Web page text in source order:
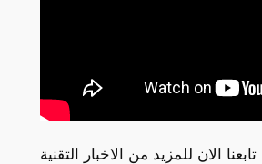
تابعنا الان للمزيد من الاخبار التقنية